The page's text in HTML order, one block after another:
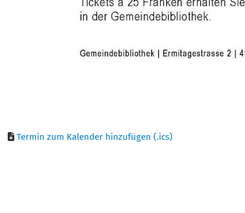
Termin zum Kalender hinzufügen (.ics)